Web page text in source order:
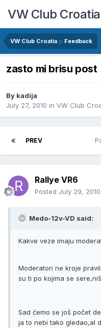
VW Club Croatia
VW Club Croatia :: Feedback
zasto mi brisu post
By kadija
July 27, 2010 in VW Club
PREV
Rallye VR6
Posted July 29, 2010
Medo-12v-VD said:
Kakve veze imaju
Moderatori ne kroje
su ti po kojima se
Sad ćemo se još počet
ja to nebi tako gledao,al